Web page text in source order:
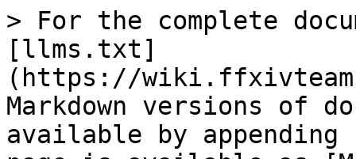
> For the complete
[llms.txt]
(https://
Markdown versions of
available by